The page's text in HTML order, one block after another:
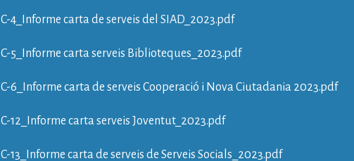
C-4_Informe carta de serveis del SIAD_2023.pdf
C-5_Informe carta serveis Biblioteques_2023.pdf
C-6_Informe carta de serveis Cooperació i Nova Ciutadania 2023.pdf
C-12_Informe carta serveis Joventut_2023.pdf
C-13_Informe carta de serveis de Serveis Socials_2023.pdf